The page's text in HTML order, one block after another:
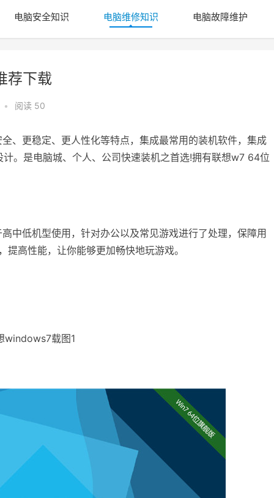
电脑安全知识 电脑维修知识 电脑故障维护
荐下载
• 阅读 50
更稳定、更人性化等特点，集成最常用的装机软件，集成
。是电脑城、个人、公司快速装机之首选!拥有联想w7 64位
低机型使用，针对办公以及常见游戏进行了处理，保障用
高性能，让你能够更加畅快地玩游戏。
windows7载图1